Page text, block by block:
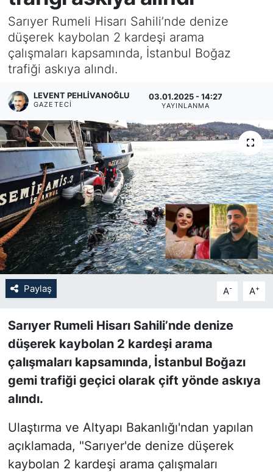
Sarıyer Rumeli Hisarı Sahili’nde denize
düşerek kaybolan 2 kardeşi arama
çalışmaları kapsamında, İstanbul Boğaz
trafiği askıya alındı.
LEVENT PEHLIVANOĞLU
GAZETECI
03.01.2025 - 14:27
YAYINLANMA
Paylaş A- A+
Sarıyer Rumeli Hisarı Sahili’nde denize
düşerek kaybolan 2 kardeşi arama
çalışmaları kapsamında, İstanbul Boğazı
gemi trafiği geçici olarak çift yönde askıya
alındı.
Ulaştırma ve Altyapı Bakanlığı'ndan yapılan
açıklamada, "Sarıyer'de denize düşerek
kaybolan 2 kardeşi arama çalışmaları
KÖŞE YAZILARI
KÖŞE YAZILARI (Arşiv)
RÖPORTAJ
SAĞLIK
SARIYER HABERLERİ
SARIYER İMAR BARIŞI
SEKTÖR
SON DAKİKA HABERİ
SPOR
TEKNOLOJİ
TÜRKİYE VE DÜNYA GÜNDEMİ
VİDEO GALERİ